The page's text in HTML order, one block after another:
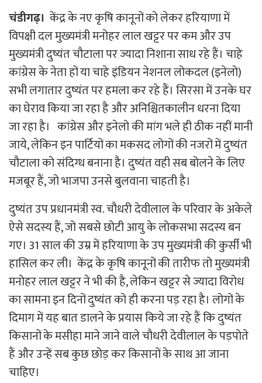
चंडीगढ़। केंद्र के नए कृषि कानूनों को लेकर हरियाणा में
विपक्षी दल मुख्यमंत्री मनोहर लाल खट्टर पर कम और उप
मुख्यमंत्री दुष्यंत चौटाला पर ज्यादा निशाना साध रहे हैं। चाहे
कांग्रेस के नेता हों या चाहे इंडियन नेशनल लोकदल (इनेलो)
सभी लगातार दुष्यंत पर हमला कर रहे हैं। सिरसा में उनके घर
का घेराव किया जा रहा है और अनिश्चितकालीन धरना दिया
जा रहा है। कांग्रेस और इनेलो की मांग भले ही ठीक नहीं मानी
जाये, लेकिन इन पार्टियों का मकसद लोगों की नजरों में दुष्यंत
चौटाला को संदिग्ध बनाना है। दुष्यंत वही सब बोलने के लिए
मजबूर हैं, जो भाजपा उनसे बुलवाना चाहती है।
दुष्यंत उप प्रधानमंत्री स्व. चौधरी देवीलाल के परिवार के अकेले
ऐसे सदस्य हैं, जो सबसे छोटी आयु के लोकसभा सदस्य बन
गए। 31 साल की उम्र में हरियाणा के उप मुख्यमंत्री की कुर्सी भी
हासिल कर ली। केंद्र के कृषि कानूनों की तारीफ तो मुख्यमंत्री
मनोहर लाल खट्टर ने भी की है, लेकिन खट्टर से ज्यादा विरोध
का सामना इन दिनों दुष्यंत को ही करना पड़ रहा है। लोगों के
दिमाग में यह बात डालने के प्रयास किये जा रहे हैं कि दुष्यंत
किसानों के मसीहा माने जाने वाले चौधरी देवीलाल के पड़पोते
हैं और उन्हें सब कुछ छोड़ कर किसानों के साथ आ जाना
चाहिए।